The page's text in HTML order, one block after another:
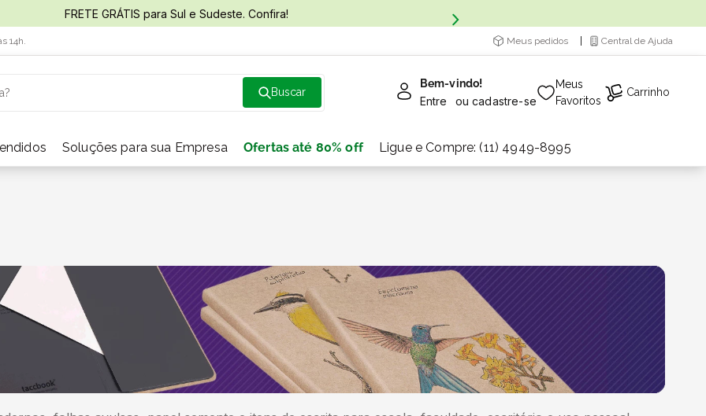
FRETE GRÁTIS para Sul e Sudeste. Confira!
14h. Meus pedidos Central de Ajuda
Bem-vindo!
Entre ou cadastre-se
Meus
Favoritos
Carrinho
Soluções para sua Empresa Ofertas até 80% off Ligue e Compre: (11) 4949-8995